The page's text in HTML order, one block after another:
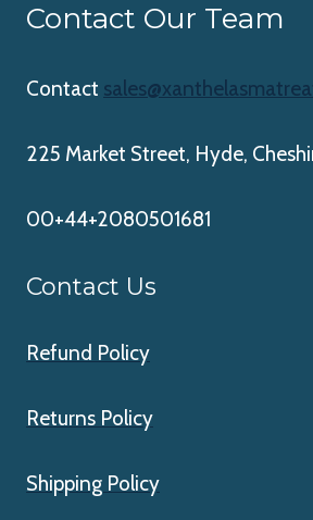
Contact Our Team
Contact
225 Market Street, Hyde,
00+44+2080501681
Contact Us
Refund Policy
Returns Policy
Shipping Policy